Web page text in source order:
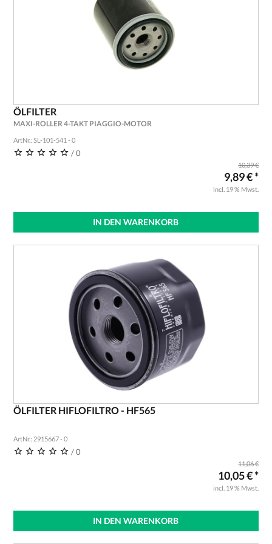
ÖLFILTER
MAXI-ROLLER 4-TAKT PIAGGIO-MOTOR
ArtNr.: SL-101-541 - 0
/ 0
10,39 €
9,89 € *
incl. 19 % Mwst.
IN DEN WARENKORB
ÖLFILTER HIFLOFILTRO - HF565
ArtNr.: 2915667 - 0
/ 0
11,06 €
10,05 € *
incl. 19 % Mwst.
IN DEN WARENKORB